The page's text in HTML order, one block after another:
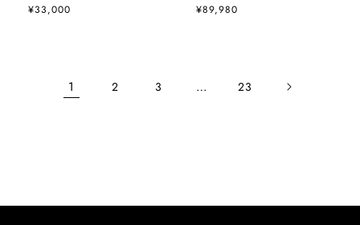
通
¥33,000
通
¥89,980
1 2 3 … 23